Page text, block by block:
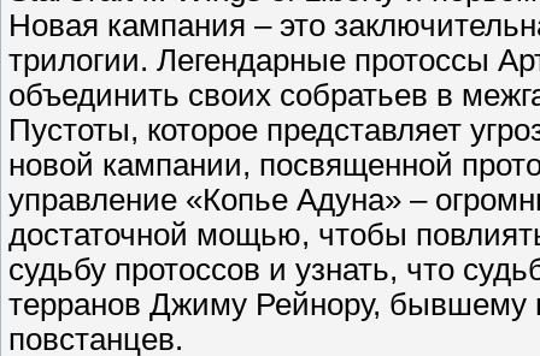
Новая кампания – это
трилогии. Легендарные протоссы
объединить своих собратьев в
Пустоты, которое представляет
новой кампании, посвященной
управление «Копье Адуна» –
достаточной мощью, чтобы
судьбу протоссов и узнать, что
терранов Джиму Рейнору,
повстанцев.